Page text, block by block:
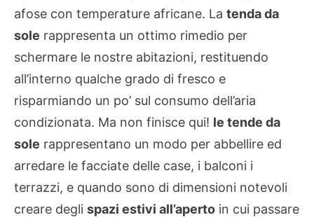
afose con temperature africane. La tenda da
sole rappresenta un ottimo rimedio per
schermare le nostre abitazioni, restituendo
all’interno qualche grado di fresco e
risparmiando un po’ sul consumo dell’aria
condizionata. Ma non finisce qui! le tende da
sole rappresentano un modo per abbellire ed
arredare le facciate delle case, i balconi i
terrazzi, e quando sono di dimensioni notevoli
creare degli spazi estivi all’aperto in cui passare